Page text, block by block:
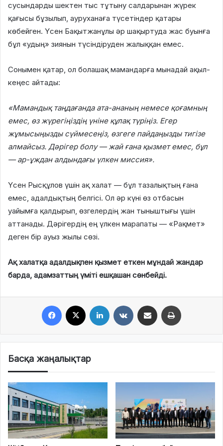
сусындарды шектен тыс тұтыну салдарынан жүрек
қағысы бұзылып, ауруханаға түсетіндер қатары
көбейген. Үсен Бақытжанұлы әр шақыртуда жас буынға
бұл «удың» зиянын түсіндіруден жалыққан емес.
Сонымен қатар, ол болашақ мамандарға мынадай ақыл-
кеңес айтады:
«Мамандық таңдағанда ата-ананың немесе қоғамның
емес, өз жүрегіңіздің үніне құлақ түріңіз. Егер
жұмысыңызды сүймесеңіз, өзгеге пайдаңызды тигізе
алмайсыз. Дәрігер болу — жай ғана қызмет емес, бұл
— ар-ұждан алдындағы үлкен миссия».
Үсен Рысқұлов үшін ақ халат — бұл тазалықтың ғана
емес, адалдықтың белгісі. Ол әр күні өз отбасын
уайымға қалдырып, өзгелердің жан тыныштығы үшін
аттанады. Дәрігердің ең үлкен марапаты — «Рақмет»
деген бір ауыз жылы сөзі.
Ақ халатқа адалдықпен қызмет еткен мұндай жандар
барда, адамзаттың үміті ешқашан сөнбейді.
Басқа жаңалықтар